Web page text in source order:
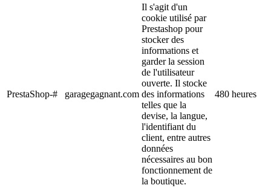
PrestaShop-# garagegagnant.com
Il s'agit d'un
cookie utilisé par
Prestashop pour
stocker des
informations et
garder la session
de l'utilisateur
ouverte. Il stocke
des informations
telles que la
devise, la langue,
l'identifiant du
client, entre autres
données
nécessaires au bon
fonctionnement de
la boutique.
480 heures